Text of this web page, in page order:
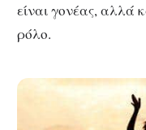
είναι γονέας, αλλά
ρόλο.